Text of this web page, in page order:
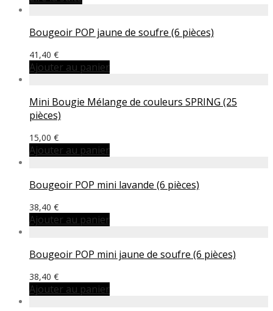
Bougeoir POP jaune de soufre (6 pièces)
41,40 €
Ajouter au panier
Mini Bougie Mélange de couleurs SPRING (25
pièces)
15,00 €
Ajouter au panier
Bougeoir POP mini lavande (6 pièces)
38,40 €
Ajouter au panier
Bougeoir POP mini jaune de soufre (6 pièces)
38,40 €
Ajouter au panier